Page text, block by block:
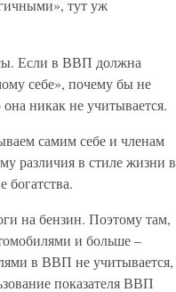
тут уж
Если в ВВП должна
себе», почему бы не
никак не учитывается.
самим себе и членам
различия в стиле жизни в
богатства.
на бензин. Поэтому там,
и больше –
в ВВП не учитывается,
показателя ВВП